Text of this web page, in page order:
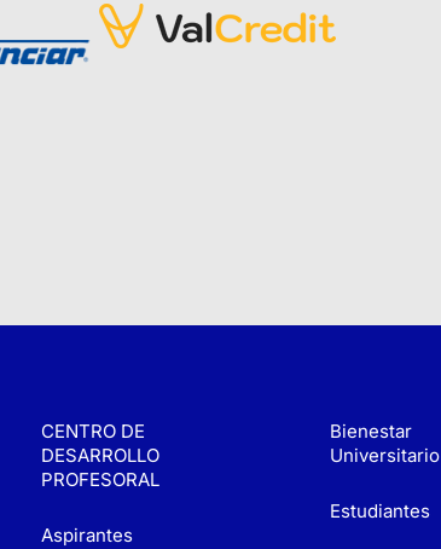
CENTRO DE
DESARROLLO
PROFESORAL
Aspirantes
Bienestar
Universitario
Estudiantes